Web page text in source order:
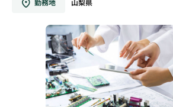
勤務地 山梨県